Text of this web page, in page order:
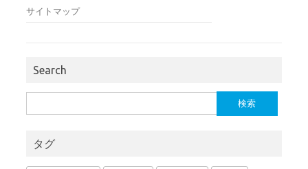
サイトマップ
Search
索:
タグ